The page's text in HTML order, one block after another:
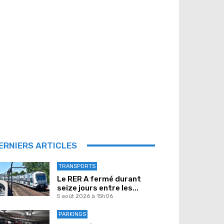
ARTICLES
TRANSPORTS
Le RER A fermé durant
seize jours entre les...
5 août 2026 à 15h06
PARKINGS